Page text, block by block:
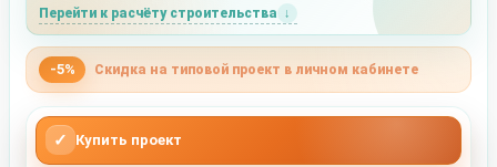
Перейти к расчёту строительства
-5% Скидка на типовой проект в личном кабинете
✓ Купить проект